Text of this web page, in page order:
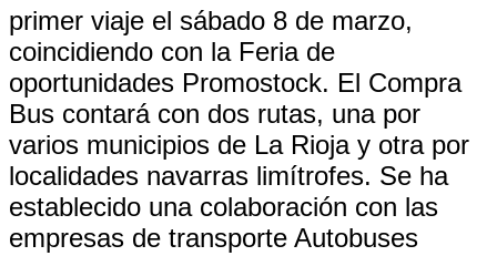
primer viaje el sábado 8 de marzo,
coincidiendo con la Feria de
oportunidades Promostock. El Compra
Bus contará con dos rutas, una por
varios municipios de La Rioja y otra por
localidades navarras limítrofes. Se ha
establecido una colaboración con las
empresas de transporte Autobuses